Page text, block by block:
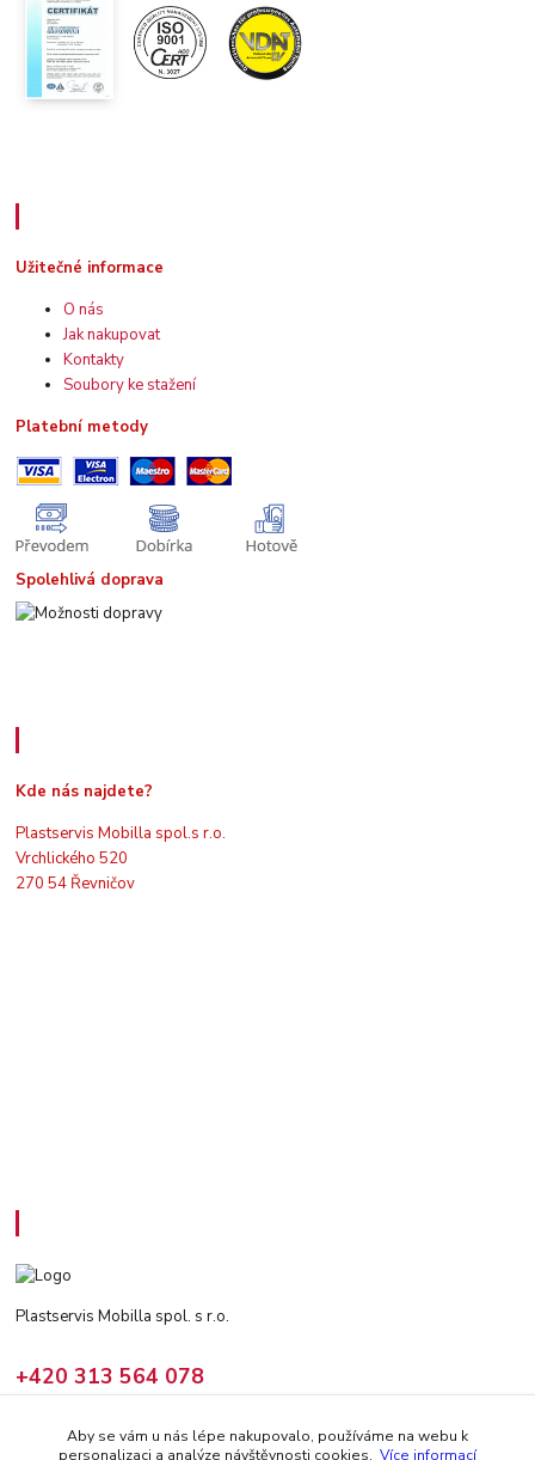
Užitečné informace
O nás
Jak nakupovat
Kontakty
Soubory ke stažení
Platební metody
Spolehlivá doprava
Kde nás najdete?
Plastservis Mobilla spol.s r.o.
Vrchlického 520
270 54 Řevničov
Plastservis Mobilla spol. s r.o.
+420 313 564 078
(Po - Pá: 6 - 14:30 hod)
prodej@climair.cz
Aby se vám u nás lépe nakupovalo, používáme na webu k
personalizaci a analýze návštěvnosti cookies. Více informací